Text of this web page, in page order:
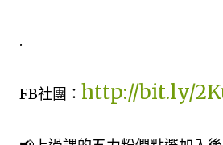
.
FB社團： http://bit.ly/